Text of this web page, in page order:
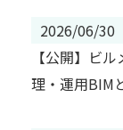
2026/06/30
【公開】ビ
理・運用BIM